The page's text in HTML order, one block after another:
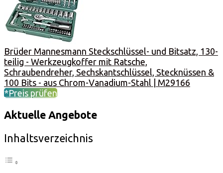
Brüder Mannesmann Steckschlüssel- und Bitsatz, 130-
teilig - Werkzeugkoffer mit Ratsche,
Schraubendreher, Sechskantschlüssel, Stecknüssen &
100 Bits - aus Chrom-Vanadium-Stahl | M29166
*Preis prüfen
Aktuelle Angebote
Inhaltsverzeichnis